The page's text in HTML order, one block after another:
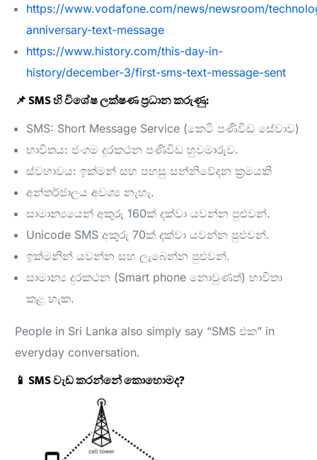
https://www.vodafone.com/news/newsroom/
anniversary-text-message
https://www.history.com/this-day-in-
history/december-3/first-sms-text-message-sent
📌 SMS හි විශේෂ ලක්ෂණ ප්‍රධාන කරුණු:
SMS: Short Message Service (කෙටි පණිවිඩ සේවාව)
භාවිතය: ජංගම දුරකථන පණිවිඩ හුවමාරුව.
ස්වභාවය: ඉක්මන් සහ පහසු සන්නිවේදන ක්‍රමයකි
අන්තර්ජාලය අවශ්‍ය නැහැ.
සාමාන්‍යයෙන් අකුරු 160ක් දක්වා යවන්න පුළුවන්.
Unicode SMS අකුරු 70ක් දක්වා යවන්න පුළුවන්.
ඉක්මනින් යවන්න සහ ලැබෙන්න පුළුවන්.
සාමාන්‍ය දුරකථන (Smart phone නොවුණත්) භාවිතා
කළ හැක.
People in Sri Lanka also simply say “SMS එක” in
everyday conversation.
📱 SMS වැඩ කරන්නේ කොහොමද?